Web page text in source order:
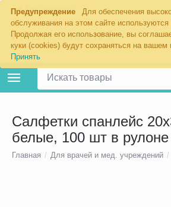
Предупреждение
Для обеспечения
обслуживания на этом сайте используются
Продолжая его использование, вы
куки (cookies) будут сохраняться на вашем
Принять
Екатеринбург
Салфетки спанлейс
белые, 100 шт в рулоне
Главная / Для врачей и мед. учреждений /